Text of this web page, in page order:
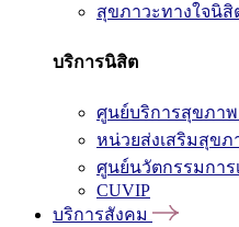
สุขภาวะทางใจนิสิ
บริการนิสิต
ศูนย์บริการสุขภา
หน่วยส่งเสริมสุขภ
ศูนย์นวัตกรรมการ
CUVIP
บริการสังคม